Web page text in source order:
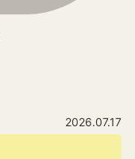
2026.07.17